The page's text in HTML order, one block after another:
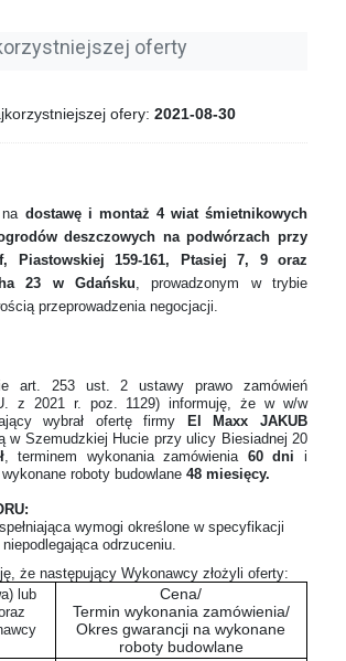
oferty
ofery: 2021-08-30
dostawę i montaż 4 wiat śmietnikowych
deszczowych na podwórzach przy
Piastowskiej 159-161, Ptasiej 7, 9 oraz
23 w Gdańsku , prowadzonym w trybie
przeprowadzenia negocjacji.
art. 253 ust. 2 ustawy prawo zamówień
z 2021 r. poz. 1129) informuję, że w w/w
wybrał ofertę firmy El Maxx JAKUB
w Szemudzkiej Hucie przy ulicy Biesiadnej 20
, terminem wykonania zamówienia 60 dni i
roboty budowlane48 miesięcy.
wymogi określone w specyfikacji
odrzuceniu.
że następujący Wykonawcy złożyli oferty:
lub
Cena/
Termin wykonania zamówienia/
Okres gwarancji na wykonane
roboty budowlane